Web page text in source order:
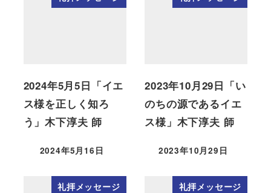
2024年5月5日「イエ
ス様を正しく知ろ
う」木下淳夫 師
2024年5月16日
2023年10月29日「い
のちの源であるイエ
ス様」木下淳夫 師
2023年10月29日
礼拝メッセージ 礼拝メッセージ